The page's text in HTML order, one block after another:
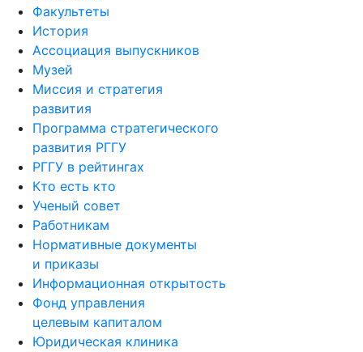
Факультеты
История
Ассоциация выпускников
Музей
Миссия и стратегия
развития
Программа стратегического
развития РГГУ
РГГУ в рейтингах
Кто есть кто
Ученый совет
Работникам
Нормативные документы
и приказы
Информационная открытость
Фонд управления
целевым капиталом
Юридическая клиника